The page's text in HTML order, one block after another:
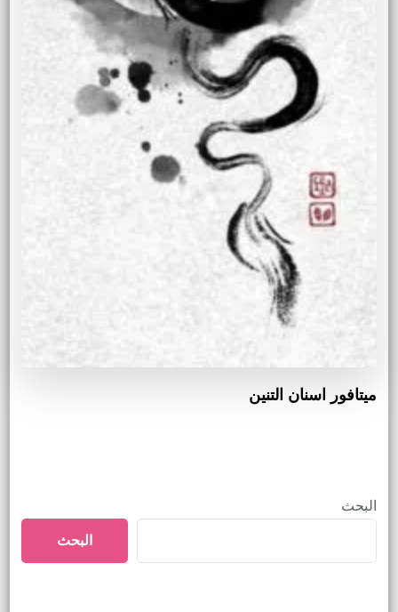
ميتافور اسنان التنين
البحث
البحث